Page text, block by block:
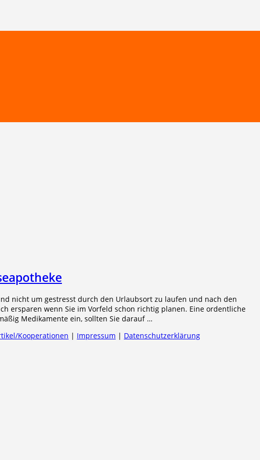
nicht um gestresst durch den Urlaubsort zu laufen und nach den
ersparen wenn Sie im Vorfeld schon richtig planen. Eine ordentliche
Medikamente ein, sollten Sie darauf …
Kooperationen | Impressum | Datenschutzerklärung